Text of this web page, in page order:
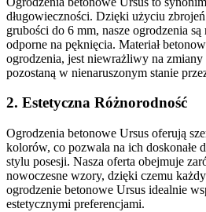
długowieczności. Dzięki użyciu
grubości do 6 mm, nasze ogrodzenia
odporne na pęknięcia. Materiał
ogrodzenia, jest niewrażliwy na
pozostaną w nienaruszonym stanie
2. Estetyczna Różnorodność
Ogrodzenia betonowe Ursus oferują
kolorów, co pozwala na ich doskonałe
stylu posesji. Nasza oferta obejmuje
nowoczesne wzory, dzięki czemu
ogrodzenie betonowe Ursus idealnie
estetycznymi preferencjami.